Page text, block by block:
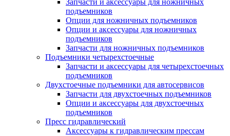
Запчасти и аксессуары для ножничных
подъемников
Опции для ножничных подъемников
Опции и аксессуары для ножничных
подъемников
Запчасти для ножничных подъемников
Подъемники четырехстоечные
Запчасти и аксессуары для четырехстоечных
подъемников
Двухстоечные подъемники для автосервисов
Запчасти для двухстоечных подъемников
Опции и аксессуары для двухстоечных
подъемников
Пресс гидравлический
Аксессуары к гидравлическим прессам